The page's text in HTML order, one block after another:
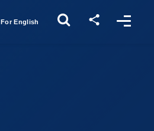
For English